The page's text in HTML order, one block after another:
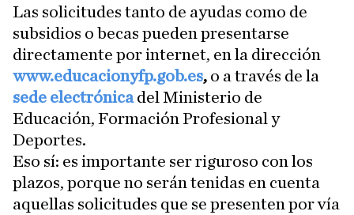
Las solicitudes tanto de ayudas como de
subsidios o becas pueden presentarse
directamente por internet, en la dirección
www.educacionyfp.gob.es, o a través de la
sede electrónicadel Ministerio de
Educación, Formación Profesional y
Deportes.
Eso sí: es importante ser riguroso con los
plazos, porque no serán tenidas en cuenta
aquellas solicitudes que se presenten por vía